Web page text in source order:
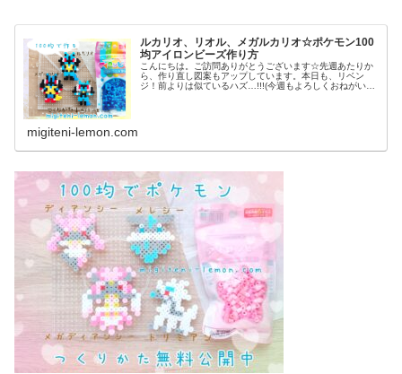
ルカリオ、リオル、メガルカリオ☆ポケモン100
均アイロンビーズ作り方
こんにちは。ご訪問ありがとうございます☆先週あたりか
ら、作り直し図案もアップしています。本日も、リベン
ジ！前よりは似ているハズ…!!!(今週もよろしくおねがいし
migiteni-lemon.com